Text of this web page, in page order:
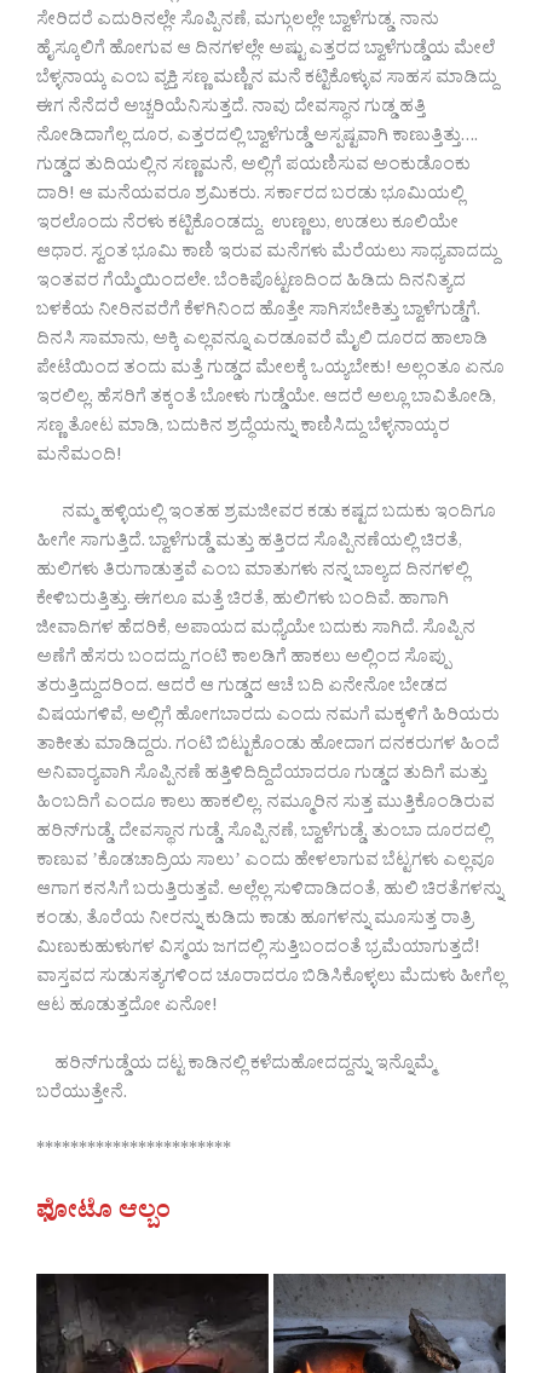
ಸೇರಿದರೆ ಎದುರಿನಲ್ಲೇ ಸೊಪ್ಪಿನಣೆ, ಮಗ್ಗುಲಲ್ಲೇ ಬ್ವಾಳೆಗುಡ್ಡ. ನಾನು
ಹೈಸ್ಕೂಲಿಗೆ ಹೋಗುವ ಆ ದಿನಗಳಲ್ಲೇ ಅಷ್ಟು ಎತ್ತರದ ಬ್ವಾಳೆಗುಡ್ಡೆಯ ಮೇಲೆ
ಬೆಳ್ಳನಾಯ್ಕ ಎಂಬ ವ್ಯಕ್ತಿ ಸಣ್ಣ ಮಣ್ಣಿನ ಮನೆ ಕಟ್ಟಿಕೊಳ್ಳುವ ಸಾಹಸ ಮಾಡಿದ್ದು
ಈಗ ನೆನೆದರೆ ಅಚ್ಚರಿಯೆನಿಸುತ್ತದೆ. ನಾವು ದೇವಸ್ಥಾನ ಗುಡ್ಡ ಹತ್ತಿ
ನೋಡಿದಾಗೆಲ್ಲ ದೂರ, ಎತ್ತರದಲ್ಲಿ ಬ್ವಾಳೆಗುಡ್ಡೆ ಅಸ್ಪಷ್ಟವಾಗಿ ಕಾಣುತ್ತಿತ್ತು….
ಗುಡ್ಡದ ತುದಿಯಲ್ಲಿನ ಸಣ್ಣಮನೆ, ಅಲ್ಲಿಗೆ ಪಯಣಿಸುವ ಅಂಕುಡೊಂಕು
ದಾರಿ! ಆ ಮನೆಯವರೂ ಶ್ರಮಿಕರು. ಸರ್ಕಾರದ ಬರಡು ಭೂಮಿಯಲ್ಲಿ
ಇರಲೊಂದು ನೆರಳು ಕಟ್ಟಿಕೊಂಡದ್ದು. ಉಣ್ಣಲು, ಉಡಲು ಕೂಲಿಯೇ
ಆಧಾರ. ಸ್ವಂತ ಭೂಮಿ ಕಾಣಿ ಇರುವ ಮನೆಗಳು ಮೆರೆಯಲು ಸಾಧ್ಯವಾದದ್ದು
ಇಂತವರ ಗೆಯ್ಮೆಯಿಂದಲೇ. ಬೆಂಕಿಪೊಟ್ಟಣದಿಂದ ಹಿಡಿದು ದಿನನಿತ್ಯದ
ಬಳಕೆಯ ನೀರಿನವರೆಗೆ ಕೆಳಗಿನಿಂದ ಹೊತ್ತೇ ಸಾಗಿಸಬೇಕಿತ್ತು ಬ್ವಾಳೆಗುಡ್ಡೆಗೆ.
ದಿನಸಿ ಸಾಮಾನು, ಅಕ್ಕಿ ಎಲ್ಲವನ್ನೂ ಎರಡೂವರೆ ಮೈಲಿ ದೂರದ ಹಾಲಾಡಿ
ಪೇಟೆಯಿಂದ ತಂದು ಮತ್ತೆ ಗುಡ್ಡದ ಮೇಲಕ್ಕೆ ಒಯ್ಯಬೇಕು! ಅಲ್ಲಂತೂ ಏನೂ
ಇರಲಿಲ್ಲ. ಹೆಸರಿಗೆ ತಕ್ಕಂತೆ ಬೋಳು ಗುಡ್ಡೆಯೇ. ಆದರೆ ಅಲ್ಲೂ ಬಾವಿತೋಡಿ,
ಸಣ್ಣ ತೋಟ ಮಾಡಿ, ಬದುಕಿನ ಶ್ರದ್ಧೆಯನ್ನು ಕಾಣಿಸಿದ್ದು ಬೆಳ್ಳನಾಯ್ಕರ
ಮನೆಮಂದಿ!
ನಮ್ಮ ಹಳ್ಳಿಯಲ್ಲಿ ಇಂತಹ ಶ್ರಮಜೀವರ ಕಡು ಕಷ್ಟದ ಬದುಕು ಇಂದಿಗೂ
ಹೀಗೇ ಸಾಗುತ್ತಿದೆ. ಬ್ವಾಳೆಗುಡ್ಡೆ ಮತ್ತು ಹತ್ತಿರದ ಸೊಪ್ಪಿನಣೆಯಲ್ಲಿ ಚಿರತೆ,
ಹುಲಿಗಳು ತಿರುಗಾಡುತ್ತವೆ ಎಂಬ ಮಾತುಗಳು ನನ್ನ ಬಾಲ್ಯದ ದಿನಗಳಲ್ಲಿ
ಕೇಳಿಬರುತ್ತಿತ್ತು. ಈಗಲೂ ಮತ್ತೆ ಚಿರತೆ, ಹುಲಿಗಳು ಬಂದಿವೆ. ಹಾಗಾಗಿ
ಜೀವಾದಿಗಳ ಹೆದರಿಕೆ, ಅಪಾಯದ ಮಧ್ಯೆಯೇ ಬದುಕು ಸಾಗಿದೆ. ಸೊಪ್ಪಿನ
ಅಣೆಗೆ ಹೆಸರು ಬಂದದ್ದು ಗಂಟಿ ಕಾಲಡಿಗೆ ಹಾಕಲು ಅಲ್ಲಿಂದ ಸೊಪ್ಪು
ತರುತ್ತಿದ್ದುದರಿಂದ. ಆದರೆ ಆ ಗುಡ್ಡದ ಆಚೆ ಬದಿ ಏನೇನೋ ಬೇಡದ
ವಿಷಯಗಳಿವೆ, ಅಲ್ಲಿಗೆ ಹೋಗಬಾರದು ಎಂದು ನಮಗೆ ಮಕ್ಕಳಿಗೆ ಹಿರಿಯರು
ತಾಕೀತು ಮಾಡಿದ್ದರು. ಗಂಟಿ ಬಿಟ್ಟುಕೊಂಡು ಹೋದಾಗ ದನಕರುಗಳ ಹಿಂದೆ
ಅನಿವಾರ‍್ಯವಾಗಿ ಸೊಪ್ಪಿನಣೆ ಹತ್ತಿಳಿದಿದ್ದಿದೆಯಾದರೂ ಗುಡ್ಡದ ತುದಿಗೆ ಮತ್ತು
ಹಿಂಬದಿಗೆ ಎಂದೂ ಕಾಲು ಹಾಕಲಿಲ್ಲ. ನಮ್ಮೂರಿನ ಸುತ್ತ ಮುತ್ತಿಕೊಂಡಿರುವ
ಹರಿನ್‌ಗುಡ್ಡೆ, ದೇವಸ್ಥಾನ ಗುಡ್ಡೆ, ಸೊಪ್ಪಿನಣೆ, ಬ್ವಾಳೆಗುಡ್ಡೆ, ತುಂಬಾ ದೂರದಲ್ಲಿ
ಕಾಣುವ ʼಕೊಡಚಾದ್ರಿಯ ಸಾಲುʼ ಎಂದು ಹೇಳಲಾಗುವ ಬೆಟ್ಟಗಳು ಎಲ್ಲವೂ
ಆಗಾಗ ಕನಸಿಗೆ ಬರುತ್ತಿರುತ್ತವೆ. ಅಲ್ಲೆಲ್ಲ ಸುಳಿದಾಡಿದಂತೆ, ಹುಲಿ ಚಿರತೆಗಳನ್ನು
ಕಂಡು, ತೊರೆಯ ನೀರನ್ನು ಕುಡಿದು ಕಾಡು ಹೂಗಳನ್ನು ಮೂಸುತ್ತ ರಾತ್ರಿ
ಮಿಣುಕುಹುಳುಗಳ ವಿಸ್ಮಯ ಜಗದಲ್ಲಿ ಸುತ್ತಿಬಂದಂತೆ ಭ್ರಮೆಯಾಗುತ್ತದೆ!
ವಾಸ್ತವದ ಸುಡುಸತ್ಯಗಳಿಂದ ಚೂರಾದರೂ ಬಿಡಿಸಿಕೊಳ್ಳಲು ಮೆದುಳು ಹೀಗೆಲ್ಲ
ಆಟ ಹೂಡುತ್ತದೋ ಏನೋ!
ಹರಿನ್‌ಗುಡ್ಡೆಯ ದಟ್ಟ ಕಾಡಿನಲ್ಲಿ ಕಳೆದುಹೋದದ್ದನ್ನು ಇನ್ನೊಮ್ಮೆ
ಬರೆಯುತ್ತೇನೆ.
***********************
ಫೋಟೊ ಆಲ್ಬಂ